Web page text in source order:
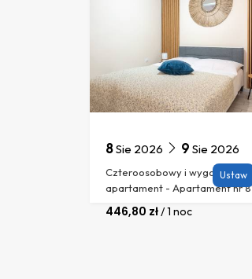
8Sie 2026 9 Sie 2026
Czteroosobowy i wygodny
apartament - Apartament nr 8
446,80 zł/1 noc
Ustaw